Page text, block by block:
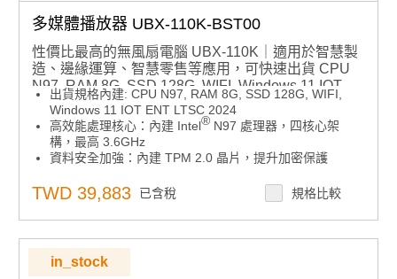
多媒體播放器 UBX-110K-BST00
性價比最高的無風扇電腦 UBX-110K｜適用於智慧製
造、邊緣運算、智慧零售等應用，可快速出貨 CPU
N97, RAM 8G, SSD 128G, WIFI, Windows 11 IOT
ENT LTSC 2024
出貨規格內建: CPU N97, RAM 8G, SSD 128G, WIFI,
Windows 11 IOT ENT LTSC 2024
高效能處理核心：內建 Intel® N97 處理器，四核心架
構，最高 3.6GHz
資料安全加強：內建 TPM 2.0 晶片，提升加密保護
內容
彈性儲存擴充：支援兩個 M.2 2280 SATA SSD 擴充插槽
(內建128G SSD 已用掉一個擴充槽)
高解析度影像輸出：每個影像輸出皆支援最高 4K UHD
內建WIFI 5及藍芽模組: 2.4/5GHz
安全安裝設計：熱隔離上蓋確保安裝與觸控安全
TWD 39,883 已含稅 規格比較
in_stock